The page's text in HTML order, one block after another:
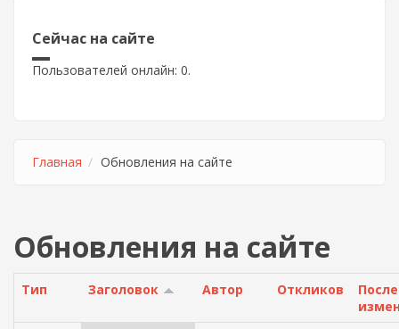
Сейчас на сайте
Пользователей онлайн: 0.
Главная Обновления на сайте
Обновления на сайте
Тип Заголовок Автор Откликов